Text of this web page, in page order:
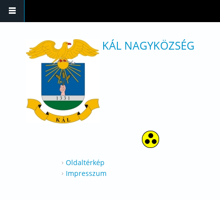
KÁL NAGYKÖZSÉG
Oldaltérkép
Impresszum